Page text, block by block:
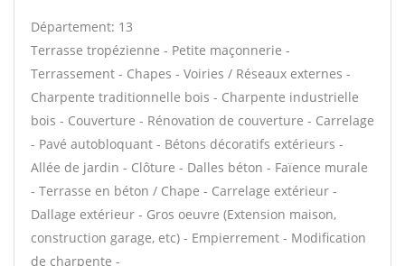
Département: 13
Terrasse tropézienne - Petite maçonnerie -
Terrassement - Chapes - Voiries / Réseaux externes -
Charpente traditionnelle bois - Charpente industrielle
bois - Couverture - Rénovation de couverture - Carrelage
- Pavé autobloquant - Bétons décoratifs extérieurs -
Allée de jardin - Clôture - Dalles béton - Faïence murale
- Terrasse en béton / Chape - Carrelage extérieur -
Dallage extérieur - Gros oeuvre (Extension maison,
construction garage, etc) - Empierrement - Modification
de charpente -